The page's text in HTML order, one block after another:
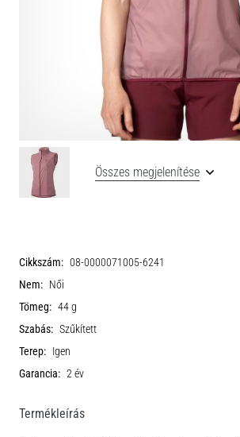
Összes megjelenítése
Cikkszám: 08-0000071005-6241
Nem: Női
Tömeg: 44 g
Szabás: Szűkített
Terep: Igen
Garancia: 2 év
Termékleírás